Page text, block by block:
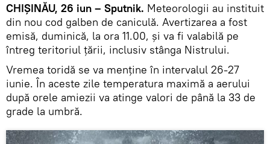
CHIȘINĂU, 26 iun – Sputnik. Meteorologii au instituit
din nou cod galben de caniculă. Avertizarea a fost
emisă, duminică, la ora 11.00, și va fi valabilă pe
întreg teritoriul țării, inclusiv stânga Nistrului.
Vremea toridă se va menține în intervalul 26-27
iunie. În aceste zile temperatura maximă a aerului
după orele amiezii va atinge valori de până la 33 de
grade la umbră.